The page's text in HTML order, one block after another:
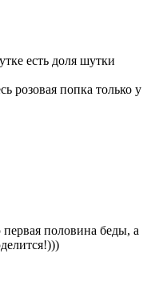
есть доля шутки
розовая попка только у
половина беды, а